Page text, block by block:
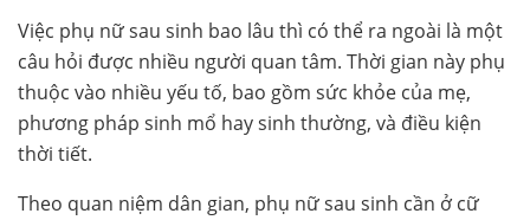
Việc phụ nữ sau sinh bao lâu thì có thể ra ngoài là một
câu hỏi được nhiều người quan tâm. Thời gian này phụ
thuộc vào nhiều yếu tố, bao gồm sức khỏe của mẹ,
phương pháp sinh mổ hay sinh thường, và điều kiện
thời tiết.
Theo quan niệm dân gian, phụ nữ sau sinh cần ở cữ